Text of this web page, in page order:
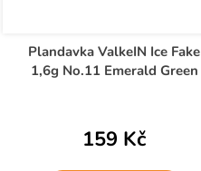
Plandavka ValkeIN Ice Fake
1,6g No.11 Emerald Green
159 Kč